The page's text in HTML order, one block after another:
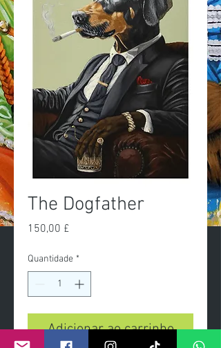
The Dogfather
150,00 £
Quantidade *
Adicionar ao carrinho